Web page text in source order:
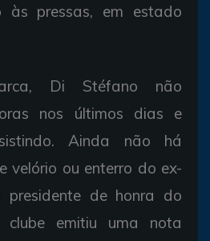
às pressas, em estado
Di Stéfano não
nos últimos dias e
Ainda não há
velório ou enterro do ex-
presidente de honra do
emitiu uma nota